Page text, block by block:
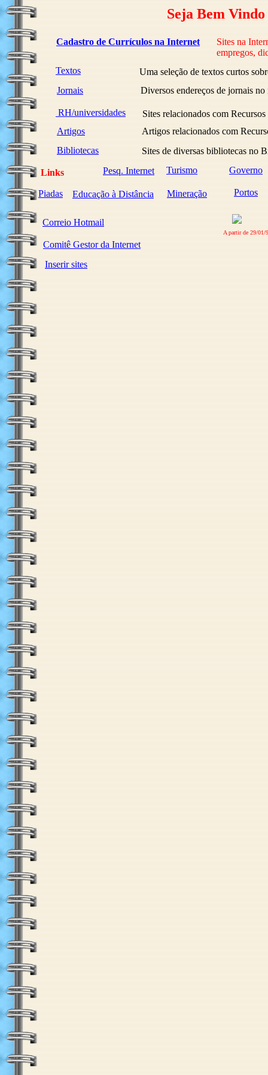
Seja Bem Vindo
Cadastro de Currículos na Internet
Sites na
empregos,
Textos
Uma seleção de textos curtos
Jornais
Diversos endereços de jornais
RH/universidades
Sites relacionados com
Artigos
Artigos relacionados com
Bibliotecas
Sites de diversas bibliotecas no
Turismo
Governo
Pesq. Internet
Links
Portos
Piadas Mineração
Educação à Distância
Correio Hotmail
A partir de 29/01/
Comitê Gestor da Internet
Inserir sites